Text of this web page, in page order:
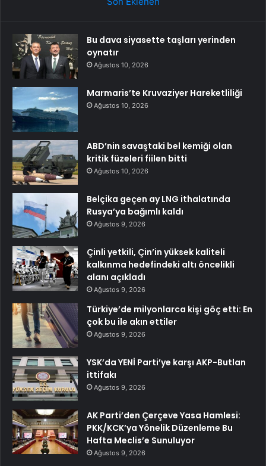
Bu dava siyasette taşları yerinden
oynatır
Ağustos 10, 2026
Marmaris’te Kruvaziyer Hareketliliği
Ağustos 10, 2026
ABD’nin savaştaki bel kemiği olan
kritik füzeleri fiilen bitti
Ağustos 10, 2026
Belçika geçen ay LNG ithalatında
Rusya’ya bağımlı kaldı
Ağustos 9, 2026
Çinli yetkili, Çin’in yüksek kaliteli
kalkınma hedefindeki altı öncelikli
alanı açıkladı
Ağustos 9, 2026
Türkiye’de milyonlarca kişi göç etti: En
çok bu ile akın ettiler
Ağustos 9, 2026
YSK’da YENİ Parti’ye karşı AKP-Butlan
ittifakı
Ağustos 9, 2026
AK Parti’den Çerçeve Yasa Hamlesi:
PKK/KCK’ya Yönelik Düzenleme Bu
Hafta Meclis’e Sunuluyor
Ağustos 9, 2026